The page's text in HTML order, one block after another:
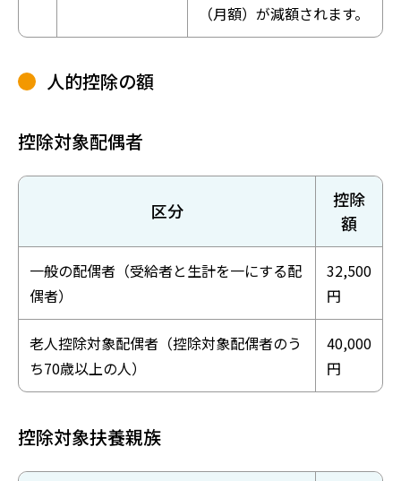
（月額）が減額されます。
人的控除の額
控除対象配偶者
区分
控除
額
一般の配偶者（受給者と生計を一にする配
偶者）
32,500
円
老人控除対象配偶者（控除対象配偶者のう
ち70歳以上の人）
40,000
円
控除対象扶養親族